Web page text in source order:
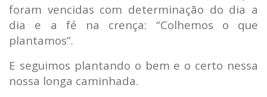
foram vencidas com determinação do dia a
dia e a fé na crença: “Colhemos o que
plantamos”.
E seguimos plantando o bem e o certo nessa
nossa longa caminhada.